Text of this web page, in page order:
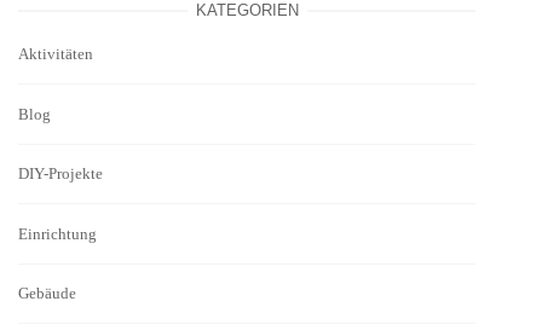
KATEGORIEN
Aktivitäten
Blog
DIY-Projekte
Einrichtung
Gebäude